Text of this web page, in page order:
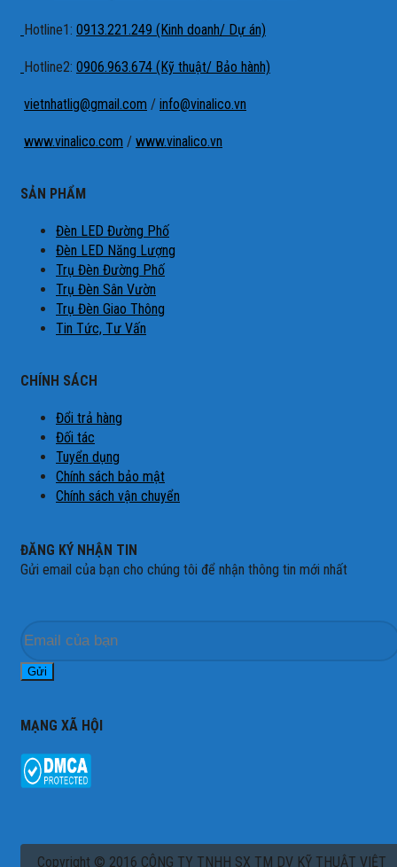
Hotline1: 0913.221.249 (Kinh doanh/ Dự án)
Hotline2: 0906.963.674 (Kỹ thuật/ Bảo hành)
vietnhatlig@gmail.com / info@vinalico.vn
www.vinalico.com / www.vinalico.vn
SẢN PHẨM
Đèn LED Đường Phố
Đèn LED Năng Lượng
Trụ Đèn Đường Phố
Trụ Đèn Sân Vườn
Trụ Đèn Giao Thông
Tin Tức, Tư Vấn
CHÍNH SÁCH
Đổi trả hàng
Đối tác
Tuyển dụng
Chính sách bảo mật
Chính sách vận chuyển
ĐĂNG KÝ NHẬN TIN
Gửi email của bạn cho chúng tôi để nhận thông tin mới nhất
MẠNG XÃ HỘI
Copyright © 2016 CÔNG TY TNHH SX TM DV KỸ THUẬT VIỆT